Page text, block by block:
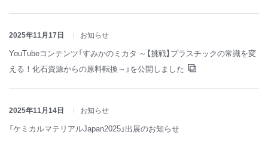
2025年11月17日 お知らせ
YouTubeコンテンツ「すみかのミカタ ～【挑戦】プラスチックの常識を変
える！化石資源からの原料転換～」を公開しました
2025年11月14日 お知らせ
「ケミカルマテリアルJapan2025」出展のお知らせ